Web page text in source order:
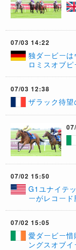
07/03 14:22
独ダービー
ロミスオブ
07/03 12:38
ザラック待
07/02 15:50
G1ユナイテ
ーがレコード
07/02 15:05
愛ダービー
ングスオブ